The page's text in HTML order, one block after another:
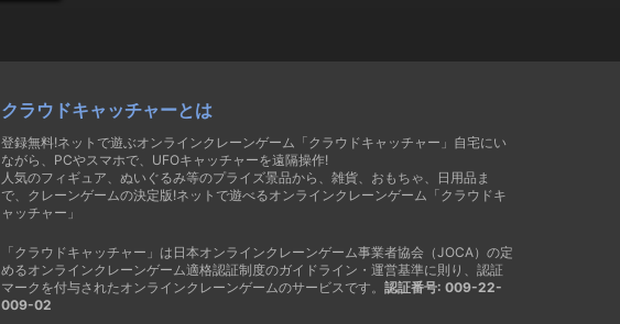
クラウドキャッチャーとは
登録無料!ネットで遊ぶオンラインクレーンゲーム「クラウドキャッチャー」自宅にい
ながら、PCやスマホで、UFOキャッチャーを遠隔操作!
人気のフィギュア、ぬいぐるみ等のプライズ景品から、雑貨、おもちゃ、日用品ま
で、クレーンゲームの決定版!ネットで遊べるオンラインクレーンゲーム「クラウドキ
ャッチャー」
「クラウドキャッチャー」は日本オンラインクレーンゲーム事業者協会（JOCA）の定
めるオンラインクレーンゲーム適格認証制度のガイドライン・運営基準に則り、認証
マークを付与されたオンラインクレーンゲームのサービスです。 認証番号: 009-22-
009-02